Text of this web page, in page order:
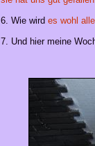
6. Wie wird es wohl
7. Und hier meine